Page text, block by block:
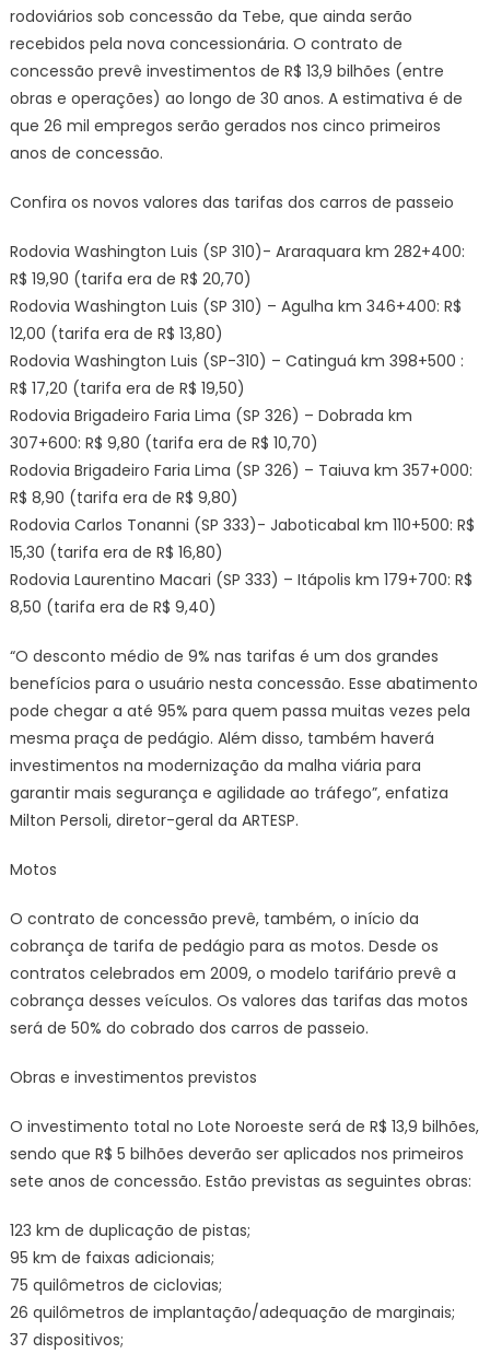
rodoviários sob concessão da Tebe, que ainda serão
recebidos pela nova concessionária. O contrato de
concessão prevê investimentos de R$ 13,9 bilhões (entre
obras e operações) ao longo de 30 anos. A estimativa é de
que 26 mil empregos serão gerados nos cinco primeiros
anos de concessão.
Confira os novos valores das tarifas dos carros de passeio
Rodovia Washington Luis (SP 310)- Araraquara km 282+400:
R$ 19,90 (tarifa era de R$ 20,70)
Rodovia Washington Luis (SP 310) – Agulha km 346+400: R$
12,00 (tarifa era de R$ 13,80)
Rodovia Washington Luis (SP-310) – Catinguá km 398+500 :
R$ 17,20 (tarifa era de R$ 19,50)
Rodovia Brigadeiro Faria Lima (SP 326) – Dobrada km
307+600: R$ 9,80 (tarifa era de R$ 10,70)
Rodovia Brigadeiro Faria Lima (SP 326) – Taiuva km 357+000:
R$ 8,90 (tarifa era de R$ 9,80)
Rodovia Carlos Tonanni (SP 333)- Jaboticabal km 110+500: R$
15,30 (tarifa era de R$ 16,80)
Rodovia Laurentino Macari (SP 333) – Itápolis km 179+700: R$
8,50 (tarifa era de R$ 9,40)
“O desconto médio de 9% nas tarifas é um dos grandes
benefícios para o usuário nesta concessão. Esse abatimento
pode chegar a até 95% para quem passa muitas vezes pela
mesma praça de pedágio. Além disso, também haverá
investimentos na modernização da malha viária para
garantir mais segurança e agilidade ao tráfego”, enfatiza
Milton Persoli, diretor-geral da ARTESP.
Motos
O contrato de concessão prevê, também, o início da
cobrança de tarifa de pedágio para as motos. Desde os
contratos celebrados em 2009, o modelo tarifário prevê a
cobrança desses veículos. Os valores das tarifas das motos
será de 50% do cobrado dos carros de passeio.
Obras e investimentos previstos
O investimento total no Lote Noroeste será de R$ 13,9 bilhões,
sendo que R$ 5 bilhões deverão ser aplicados nos primeiros
sete anos de concessão. Estão previstas as seguintes obras:
123 km de duplicação de pistas;
95 km de faixas adicionais;
75 quilômetros de ciclovias;
26 quilômetros de implantação/adequação de marginais;
37 dispositivos;